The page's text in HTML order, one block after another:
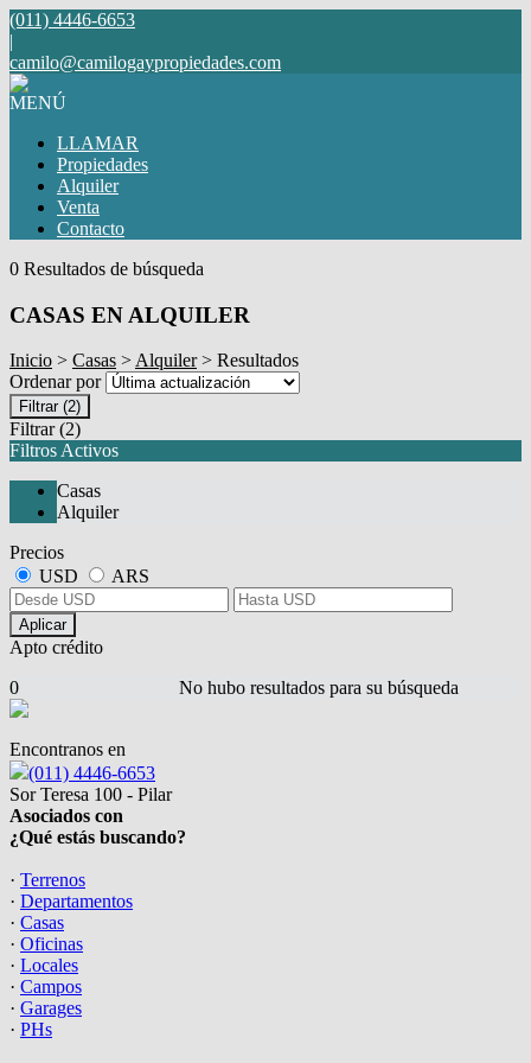
(011) 4446-6653
|
camilo@camilogaypropiedades.com
MENÚ
LLAMAR
Propiedades
Alquiler
Venta
Contacto
0 Resultados de búsqueda
CASAS EN ALQUILER
Inicio > Casas >Alquiler> Resultados
Ordenar por
Filtrar (2)
Filtrar (2)
Filtros Activos
Casas
Alquiler
Precios
USD
ARS
Aplicar
Apto crédito
No hubo resultados para su búsqueda
0
Encontranos en
(011) 4446-6653
Sor Teresa 100 - Pilar
Asociados con
¿Qué estás buscando?
· Terrenos
· Departamentos
· Casas
· Oficinas
· Locales
· Campos
· Garages
· PHs